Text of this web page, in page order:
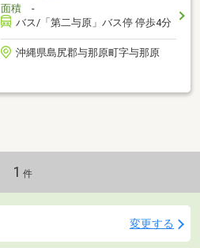
面積-
バス/「第二与原」バス停 停歩4分
沖縄県島尻郡与那原町字与那原
1 件
変更する